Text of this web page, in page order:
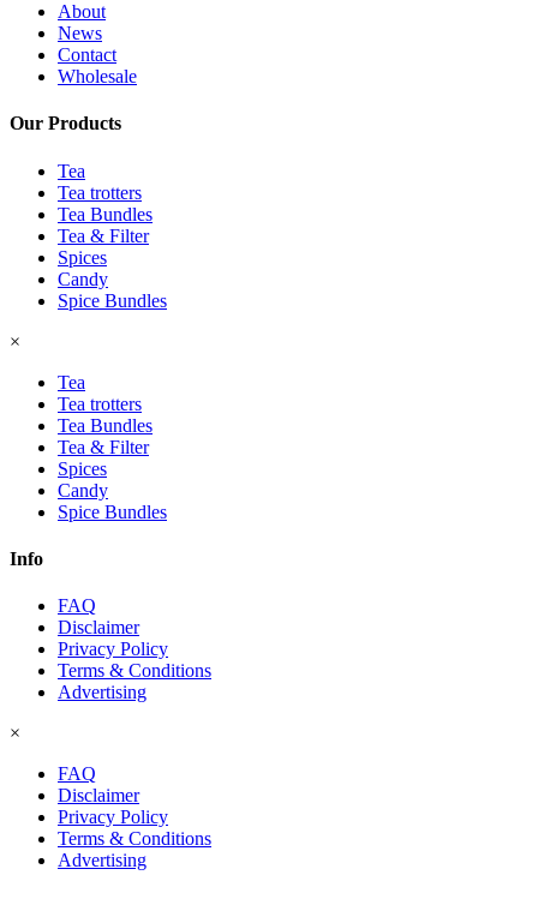
About
News
Contact
Wholesale
Our Products
Tea
Tea trotters
Tea Bundles
Tea & Filter
Spices
Candy
Spice Bundles
×
Tea
Tea trotters
Tea Bundles
Tea & Filter
Spices
Candy
Spice Bundles
Info
FAQ
Disclaimer
Privacy Policy
Terms & Conditions
Advertising
×
FAQ
Disclaimer
Privacy Policy
Terms & Conditions
Advertising